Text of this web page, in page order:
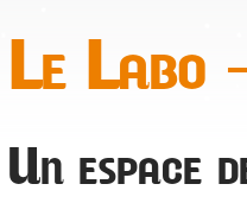
Le Labo
Un espace